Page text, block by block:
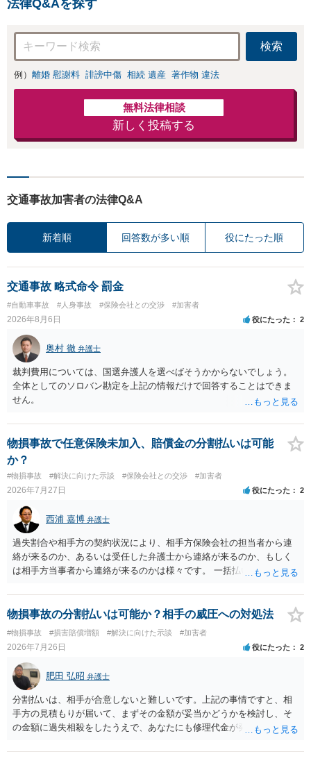
を正確に読み取り
ます。【東京都在
住以外の方も対
応】
法律Q&Aを探す
検索
例） 離婚 慰謝料 誹謗中傷 相続 遺産 著作物 違法
無料法律相談
新しく投稿する
交通事故加害者の法律Q&A
新着順 回答数が多い順 役にたった順
交通事故 略式命令 罰金
#自動車事故 #人身事故 #保険会社との交渉 #加害者
2026年8月6日 役にたった 2
奥村 徹 弁護士
裁判費用については、国選弁護人を選べばそうかからないでしょう。
全体としてのソロバン勘定を上記の情報だけで回答することはできま
せん。
物損事故で任意保険未加入、賠償金の分割払いは可能
か？
#物損事故 #解決に向けた示談 #保険会社との交渉 #加害者
2026年7月27日 役にたった 2
西浦 嘉博 弁護士
過失割合や相手方の契約状況により、相手方保険会社の担当者から連
絡が来るのか、あるいは受任した弁護士から連絡が来るのか、もしく
は相手方当事者から連絡が来るのかは様々です。 一括払いや分割払い
金の支払いにつき、分割払いに合意すれば、和解は可能です。 他方で
合意しなければ和解できないことになります。 今後の見通しを知る為
に、交渉の方向性につき、最寄りの法律事務所で相談だけでもされる
ことも検討ください。
物損事故の分割払いは可能か？相手の威圧への対処法
#物損事故 #損害賠償増額 #解決に向けた示談 #加害者
2026年7月26日 役にたった 2
肥田 弘昭 弁護士
分割払いは、相手が合意しないと難しいです。上記の事情ですと、相
手方の見積もりが届いて、まずその金額が妥当かどうかを検討し、そ
の金額に過失相殺をしたうえで、あなたにも修理代金が発生している
分割払いにしたいとの示談案を提案するのが良いかと思います。威圧